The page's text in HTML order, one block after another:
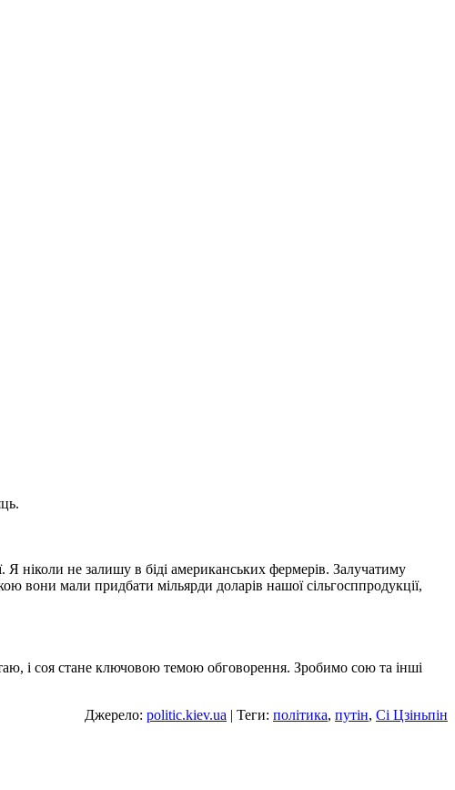
не залишу в біді американських фермерів. Залучатиму
вони мали придбати мільярди доларів нашої сільгосппродукції,
і соя стане ключовою темою обговорення. Зробимо сою та інші
Джерело: politic.kiev.ua | Теги: політика, путін, Сі Цзіньпін